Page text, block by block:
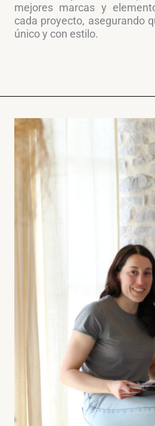
mejores marcas y
cada proyecto, asegurando
único y con estilo.